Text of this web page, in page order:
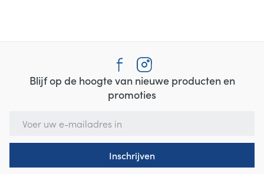
Blijf op de hoogte van nieuwe producten en
promoties
Inschrijven